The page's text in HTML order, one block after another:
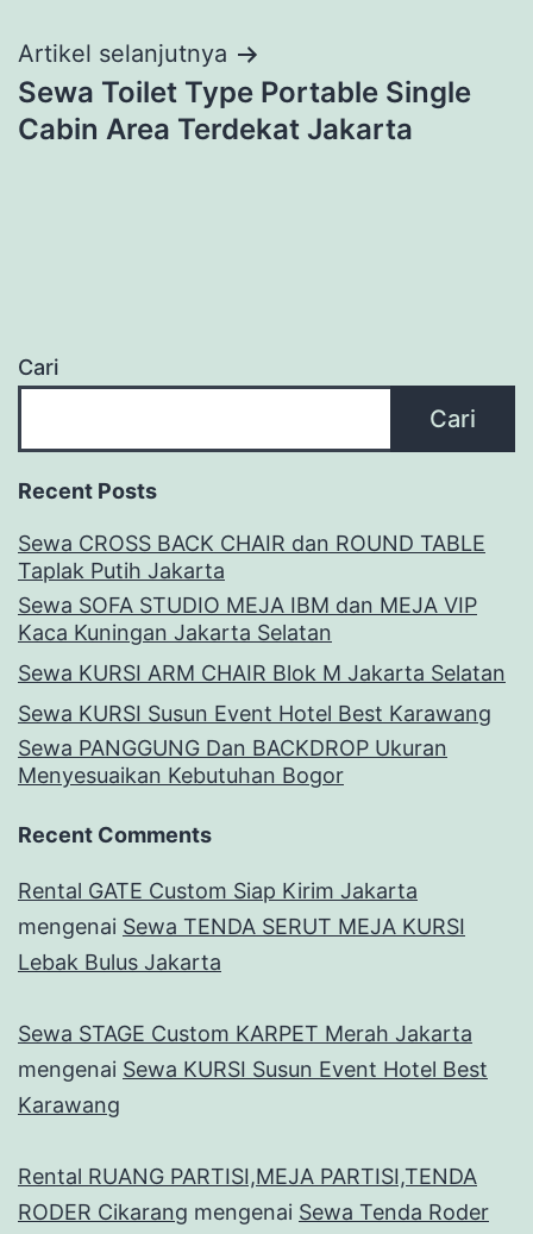
Artikel selanjutnya
Sewa Toilet Type Portable Single
Cabin Area Terdekat Jakarta
Cari
Cari
Recent Posts
Sewa CROSS BACK CHAIR dan ROUND TABLE
Taplak Putih Jakarta
Sewa SOFA STUDIO MEJA IBM dan MEJA VIP
Kaca Kuningan Jakarta Selatan
Sewa KURSI ARM CHAIR Blok M Jakarta Selatan
Sewa KURSI Susun Event Hotel Best Karawang
Sewa PANGGUNG Dan BACKDROP Ukuran
Menyesuaikan Kebutuhan Bogor
Recent Comments
Rental GATE Custom Siap Kirim Jakarta
mengenai Sewa TENDA SERUT MEJA KURSI
Lebak Bulus Jakarta
Sewa STAGE Custom KARPET Merah Jakarta
mengenai Sewa KURSI Susun Event Hotel Best
Karawang
Rental RUANG PARTISI,MEJA PARTISI,TENDA
RODER Cikarang mengenai Sewa Tenda Roder